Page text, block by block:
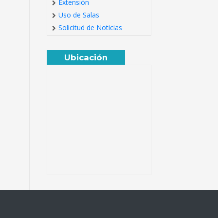
Extensión
Uso de Salas
Solicitud de Noticias
Ubicación